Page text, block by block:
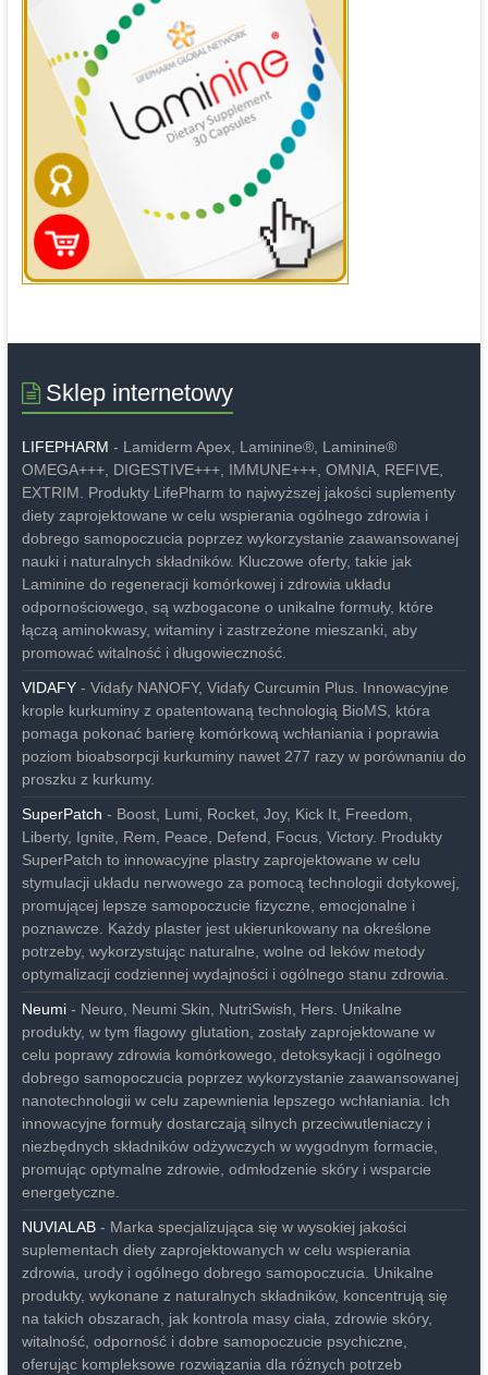
Sklep internetowy
LIFEPHARM - Lamiderm Apex, Laminine®, Laminine®
OMEGA+++, DIGESTIVE+++, IMMUNE+++, OMNIA, REFIVE,
EXTRIM. Produkty LifePharm to najwyższej jakości suplementy
diety zaprojektowane w celu wspierania ogólnego zdrowia i
dobrego samopoczucia poprzez wykorzystanie zaawansowanej
nauki i naturalnych składników. Kluczowe oferty, takie jak
Laminine do regeneracji komórkowej i zdrowia układu
odpornościowego, są wzbogacone o unikalne formuły, które
łączą aminokwasy, witaminy i zastrzeżone mieszanki, aby
promować witalność i długowieczność.
VIDAFY- Vidafy NANOFY, Vidafy Curcumin Plus. Innowacyjne
krople kurkuminy z opatentowaną technologią BioMS, która
pomaga pokonać barierę komórkową wchłaniania i poprawia
poziom bioabsorpcji kurkuminy nawet 277 razy w porównaniu do
proszku z kurkumy.
SuperPatch - Boost, Lumi, Rocket, Joy, Kick It, Freedom,
Liberty, Ignite, Rem, Peace, Defend, Focus, Victory. Produkty
SuperPatch to innowacyjne plastry zaprojektowane w celu
stymulacji układu nerwowego za pomocą technologii dotykowej,
promującej lepsze samopoczucie fizyczne, emocjonalne i
poznawcze. Każdy plaster jest ukierunkowany na określone
potrzeby, wykorzystując naturalne, wolne od leków metody
optymalizacji codziennej wydajności i ogólnego stanu zdrowia.
Neumi- Neuro, Neumi Skin, NutriSwish, Hers. Unikalne
produkty, w tym flagowy glutation, zostały zaprojektowane w
celu poprawy zdrowia komórkowego, detoksykacji i ogólnego
dobrego samopoczucia poprzez wykorzystanie zaawansowanej
nanotechnologii w celu zapewnienia lepszego wchłaniania. Ich
innowacyjne formuły dostarczają silnych przeciwutleniaczy i
niezbędnych składników odżywczych w wygodnym formacie,
promując optymalne zdrowie, odmłodzenie skóry i wsparcie
energetyczne.
NUVIALAB- Marka specjalizująca się w wysokiej jakości
suplementach diety zaprojektowanych w celu wspierania
zdrowia, urody i ogólnego dobrego samopoczucia. Unikalne
produkty, wykonane z naturalnych składników, koncentrują się
na takich obszarach, jak kontrola masy ciała, zdrowie skóry,
witalność, odporność i dobre samopoczucie psychiczne,
oferując kompleksowe rozwiązania dla różnych potrzeb